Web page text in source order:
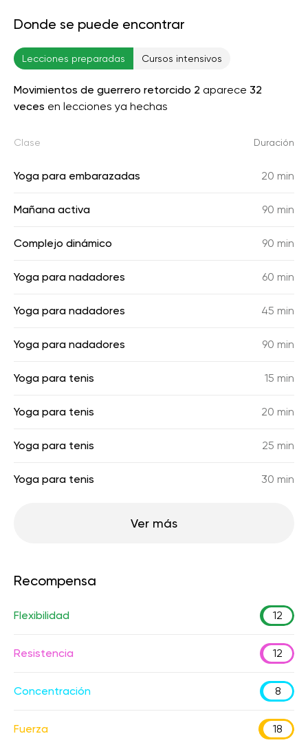
Donde se puede encontrar
Lecciones preparadas Cursos intensivos
Movimientos de guerrero retorcido 2 aparece 32
veces en lecciones ya hechas
Clase Duración
Yoga para embarazadas 20 min
Mañana activa 90 min
Complejo dinámico 90 min
Yoga para nadadores 60 min
Yoga para nadadores 45 min
Yoga para nadadores 90 min
Yoga para tenis 15 min
Yoga para tenis 20 min
Yoga para tenis 25 min
Yoga para tenis 30 min
Ver más
Recompensa
Flexibilidad 12
Resistencia 12
Concentración 8
Fuerza 18